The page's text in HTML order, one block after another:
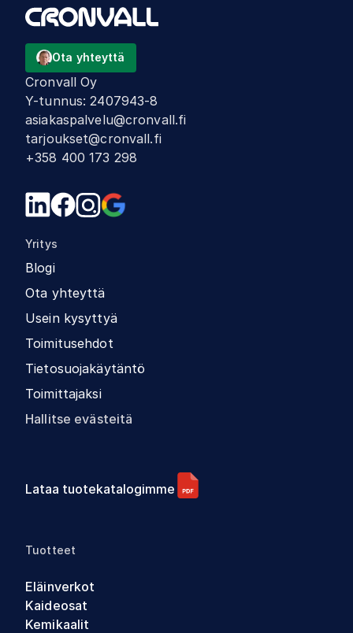
Ota yhteyttä
Cronvall Oy
Y-tunnus:2407943-8
asiakaspalvelu@cronvall.fi
tarjoukset@cronvall.fi
+358 400 173 298
Yritys
Blogi
Ota yhteyttä
Usein kysyttyä
Toimitusehdot
Tietosuojakäytäntö
Toimittajaksi
Hallitse evästeitä
Lataa tuotekatalogimme
Tuotteet
Eläinverkot
Kaideosat
Kemikaalit